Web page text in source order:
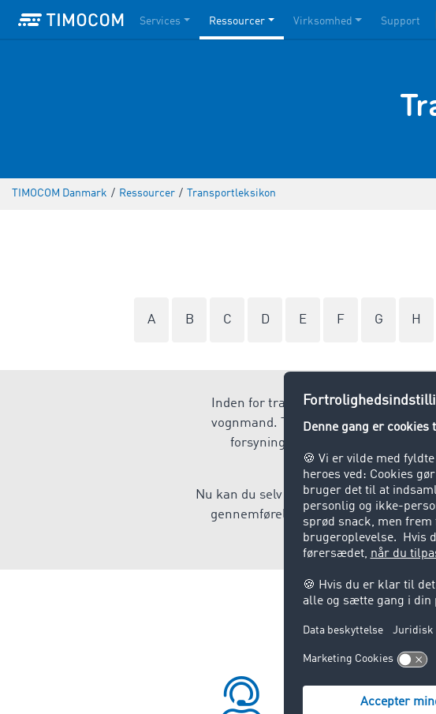
Services Ressourcer Virksomhed Support
TIMOCOM Danmark / Ressourcer / Transportleksikon
A B C D E F G H
Inden for transport- og
vognmand. TIMOCOM
forsyningskæder og
Nu kan du selv være med til at udforme
gennemførelse eller forvaltning af
funktion i henhold